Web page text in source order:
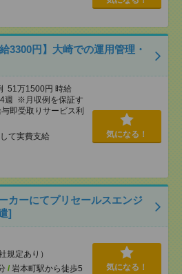
3300円】大崎での運用管理・
51万1500円 時給
週 ※月収例を保証す
即受取りサービス利
て実費支給
気になる！
カーにてプリセールスエンジ
]
規定あり）
/ 岩本町駅から徒歩5
気になる！